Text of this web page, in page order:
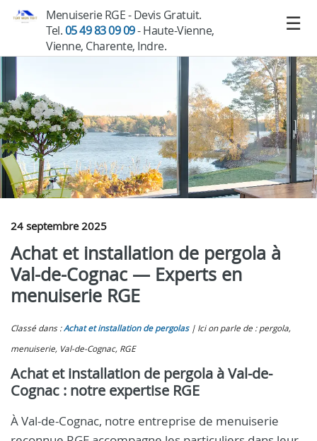
Menuiserie RGE - Devis Gratuit.
Tel.05 49 83 09 09- Haute-Vienne,
Vienne, Charente, Indre.
24 septembre 2025
Achat et installation de pergola à
Val-de-Cognac — Experts en
menuiserie RGE
Classé dans :Achat et installation de pergolas
Ici on parle de : pergola,
menuiserie, Val-de-Cognac, RGE
Achat et installation de pergola à Val-de-
Cognac : notre expertise RGE
À Val-de-Cognac, notre entreprise de menuiserie